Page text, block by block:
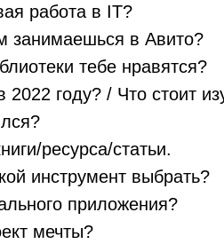
работа в IT?
занимаешься в Авито?
тебе нравятся?
году? / Что стоит
ресурса/статьи.
инструмент выбрать?
приложения?
мечты?